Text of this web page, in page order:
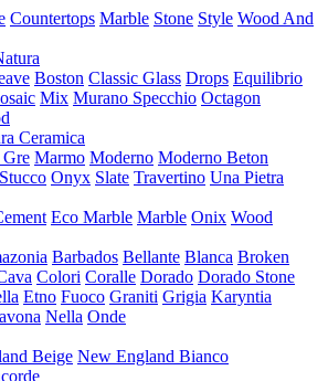
Countertops Marble Stone Style Wood And
Boston Classic Glass Drops Equilibrio
Mix Murano Specchio Octagon
Ceramica
Marmo Moderno Moderno Beton
Onyx Slate Travertino Una Pietra
Eco Marble Marble Onix Wood
Barbados Bellante Blanca Broken
Colori Coralle Dorado Dorado Stone
Etno Fuoco Graniti Grigia Karyntia
Nella Onde
Beige New England Bianco